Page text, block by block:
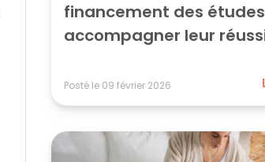
financement des
accompagner leur
Posté le 09 février 2026